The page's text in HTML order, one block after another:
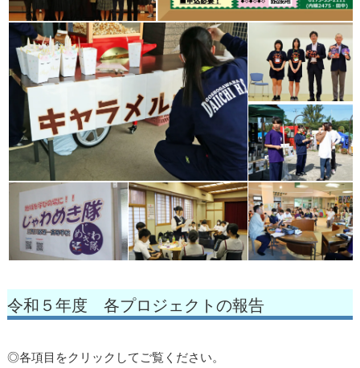
令和５年度 各プロジェクトの報告
◎各項目をクリックしてご覧ください。